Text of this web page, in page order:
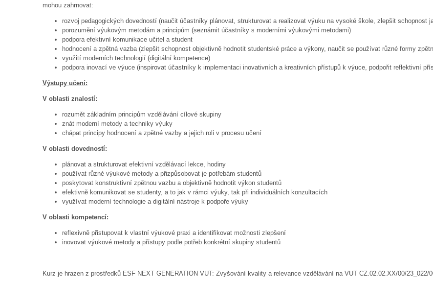
mohou zahrnovat:
rozvoj pedagogických dovedností (naučit účastníky plánovat, strukturovat a realizovat výuku na vysoké škole, zlepšit schopnost
porozumění výukovým metodám a principům (seznámit účastníky s moderními výukovými metodami)
podpora efektivní komunikace učitel a student
hodnocení a zpětná vazba (zlepšit schopnost objektivně hodnotit studentské práce a výkony, naučit se používat různé formy
využití moderních technologií (digitální kompetence)
podpora inovací ve výuce (inspirovat účastníky k implementaci inovativních a kreativních přístupů k výuce, podpořit reflektivní
Výstupy učení:
V oblasti znalostí:
rozumět základním principům vzdělávání cílové skupiny
znát moderní metody a techniky výuky
chápat principy hodnocení a zpětné vazby a jejich roli v procesu učení
V oblasti dovedností:
plánovat a strukturovat efektivní vzdělávací lekce, hodiny
používat různé výukové metody a přizpůsobovat je potřebám studentů
poskytovat konstruktivní zpětnou vazbu a objektivně hodnotit výkon studentů
efektivně komunikovat se studenty, a to jak v rámci výuky, tak při individuálních konzultacích
využívat moderní technologie a digitální nástroje k podpoře výuky
V oblasti kompetencí:
reflexivně přistupovat k vlastní výukové praxi a identifikovat možnosti zlepšení
inovovat výukové metody a přístupy podle potřeb konkrétní skupiny studentů
Kurz je hrazen z prostředků ESF NEXT GENERATION VUT: Zvyšování kvality a relevance vzdělávání na VUT CZ.02.02.XX/00/23_022/